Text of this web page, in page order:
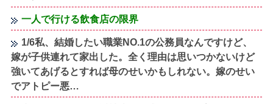
一人で行ける飲食店の限界
1/6私、結婚したい職業NO.1の公務員なんですけど、
嫁が子供連れて家出した。全く理由は思いつかないけど
強いてあげるとすれば母のせいかもしれない。嫁のせい
でアトピー悪…